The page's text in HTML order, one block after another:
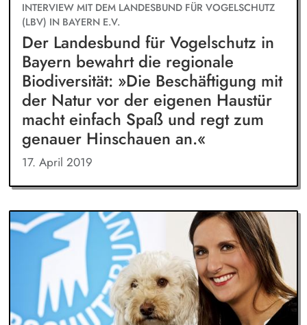
INTERVIEW MIT DEM LANDESBUND FÜR VOGELSCHUTZ
(LBV) IN BAYERN E.V.
Der Landesbund für Vogelschutz in
Bayern bewahrt die regionale
Biodiversität: »Die Beschäftigung mit
der Natur vor der eigenen Haustür
macht einfach Spaß und regt zum
genauer Hinschauen an.«
17. April 2019